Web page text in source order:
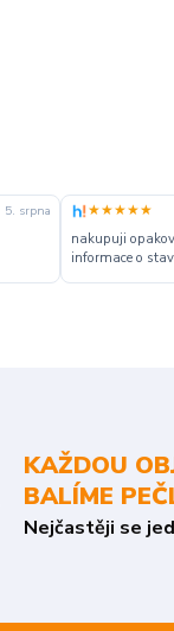
5. srpna ★★★★★
nakupuji
informace o
KAŽDOU
BALÍME
Nejčastěji se